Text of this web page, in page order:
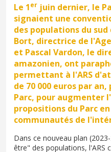
Le 1er juin dernier, le
signaient une
des populations du sud
Bort, directrice de
et Pascal Vardon, le
amazonien, ont
permettant à l'ARS
de 70 000 euros par
Parc, pour augmenter
propositions du Parc
communautés de
Dans ce nouveau plan
être" des populations, l'ARS